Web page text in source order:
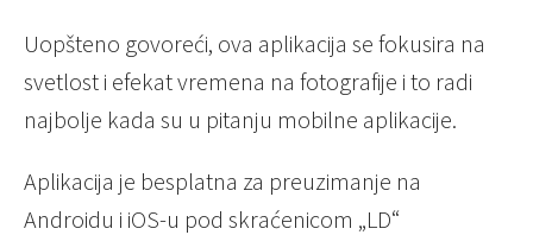
Uopšteno govoreći, ova aplikacija se fokusira na
svetlost i efekat vremena na fotografije i to radi
najbolje kada su u pitanju mobilne aplikacije.
Aplikacija je besplatna za preuzimanje na
Androidu i iOS-u pod skraćenicom „LD“